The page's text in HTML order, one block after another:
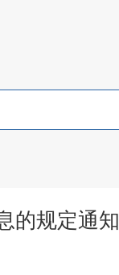
的规定通知